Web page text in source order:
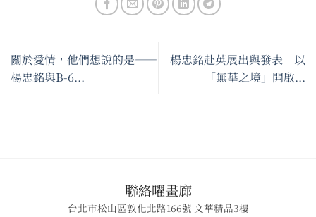
關於愛情，他們想說的是——
楊忠銘與B-6...
楊忠銘赴英展出與發表 以
「無華之境」開啟...
​聯絡曜畫廊
台北市松山區敦化北路166號 文華精品3樓